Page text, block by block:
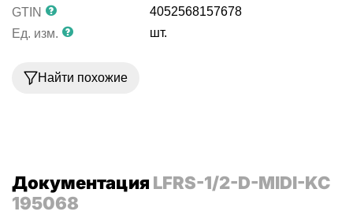
GTIN
4052568157678
Ед. изм.
шт.
Найти похожие
Документация LFRS-1/2-D-MIDI-KC
195068